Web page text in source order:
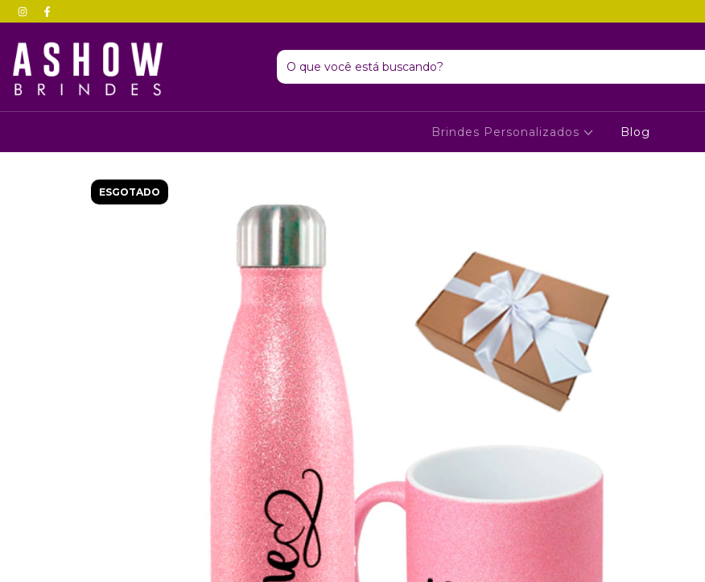
Brindes Personalizados Blog
ESGOTADO